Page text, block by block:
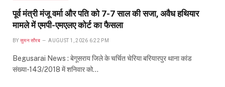
पूर्व मंत्री मंजू वर्मा और पति को 7-7 साल की सजा, अवैध हथियार
मामले में एमपी-एमएलए कोर्ट का फैसला
BY सुमन सौरब AUGUST 1, 2026 6:22 PM
Begusarai News : बेगूसराय जिले के चर्चित चेरिया बरियारपुर थाना कांड
संख्या-143/2018 में शनिवार को…